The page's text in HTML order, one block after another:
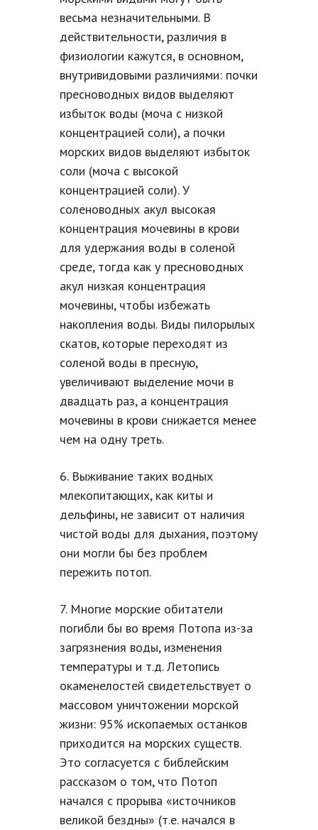
весьма незначительными. В
действительности, различия в
физиологии кажутся, в основном,
внутривидовыми различиями: почки
пресноводных видов выделяют
избыток воды (моча с низкой
концентрацией соли), а почки
морских видов выделяют избыток
соли (моча с высокой
концентрацией соли). У
соленоводных акул высокая
концентрация мочевины в крови
для удержания воды в соленой
среде, тогда как у пресноводных
акул низкая концентрация
мочевины, чтобы избежать
накопления воды. Виды пилорылых
скатов, которые переходят из
соленой воды в пресную,
увеличивают выделение мочи в
двадцать раз, а концентрация
мочевины в крови снижается менее
чем на одну треть.
6. Выживание таких водных
млекопитающих, как киты и
дельфины, не зависит от наличия
чистой воды для дыхания, поэтому
они могли бы без проблем
пережить потоп.
7. Многие морские обитатели
погибли бы во время Потопа из-за
загрязнения воды, изменения
температуры и т.д. Летопись
окаменелостей свидетельствует о
массовом уничтожении морской
жизни: 95% ископаемых останков
приходится на морских существ.
Это согласуется с библейским
рассказом о том, что Потоп
начался с прорыва «источников
великой бездны» (т.е. начался в